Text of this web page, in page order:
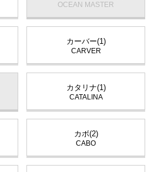
OCEAN MASTER
カーバー(1)
CARVER
カタリナ(1)
CATALINA
カボ(2)
CABO